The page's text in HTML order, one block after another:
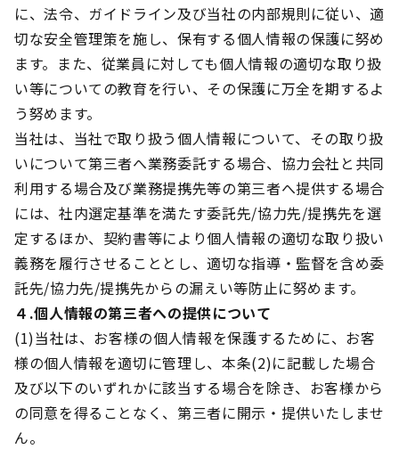
に、法令、ガイドライン及び当社の内部規則に従い、適
切な安全管理策を施し、保有する個人情報の保護に努め
ます。また、従業員に対しても個人情報の適切な取り扱
い等についての教育を行い、その保護に万全を期するよ
う努めます。
当社は、当社で取り扱う個人情報について、その取り扱
いについて第三者へ業務委託する場合、協力会社と共同
利用する場合及び業務提携先等の第三者へ提供する場合
には、社内選定基準を満たす委託先/協力先/提携先を選
定するほか、契約書等により個人情報の適切な取り扱い
義務を履行させることとし、適切な指導・監督を含め委
託先/協力先/提携先からの漏えい等防止に努めます。
４.個人情報の第三者への提供について
(1)当社は、お客様の個人情報を保護するために、お客
様の個人情報を適切に管理し、本条(2)に記載した場合
及び以下のいずれかに該当する場合を除き、お客様から
の同意を得ることなく、第三者に開示・提供いたしませ
ん。